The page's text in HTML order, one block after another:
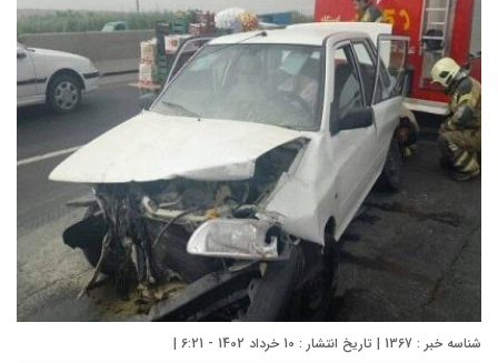
شناسه خبر : 1367 | تاریخ انتشار : 10 خرداد 1402 - 6:21 |